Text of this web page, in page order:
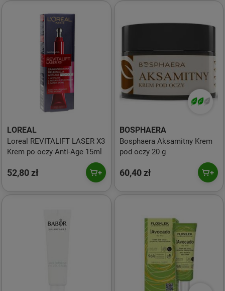
LOREAL
Loreal REVITALIFT LASER X3
Krem po oczy Anti-Age 15ml
52,80 zł
BOSPHAERA
Bosphaera Aksamitny Krem
pod oczy 20 g
60,40 zł